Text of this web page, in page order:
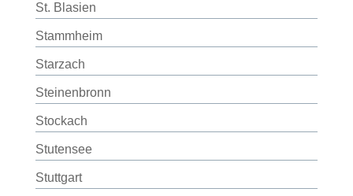
St. Blasien
Stammheim
Starzach
Steinenbronn
Stockach
Stutensee
Stuttgart